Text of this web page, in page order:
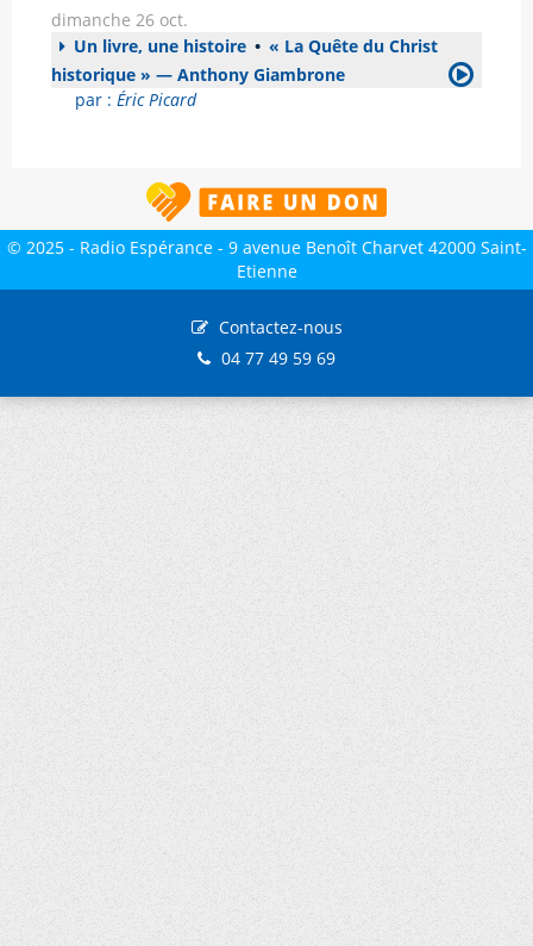
dimanche 26 oct.
Un livre, une histoire • « La Quête du Christ
historique » — Anthony Giambrone
par : Éric Picard
© 2025 - Radio Espérance - 9 avenue Benoît Charvet 42000 Saint-
Etienne
Contactez-nous
04 77 49 59 69